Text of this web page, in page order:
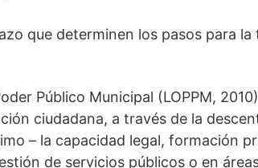
que determinen los pasos para
Público Municipal (LOPPM,
ciudadana, a través de la
– la capacidad legal, formación
de servicios públicos o en